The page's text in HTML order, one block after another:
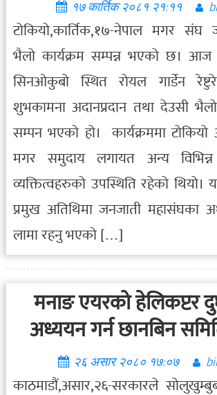
१७ कार्तिक २०८१ २१:११
टोकियो,कार्तिक,१७-नेपाल मगर संघ
भैलो कार्यक्रम सम्पन्न भएको छ। आज
सिनओकुबो स्थित रोयल गार्डेन
शुभकामना अदानप्रदान तथा देउसी
सम्पन भएको हो। कार्यक्रममा
मगर समुदाय लगायत अन्य
व्यक्तित्वहरुको उपस्थिति रहेको थियो।
प्रमुख अतिथिमा जनजाती महासंघका
लामा रहनु भएको […]
मनाङ एयरको हेलिकप्टर
अध्ययन गर्न छानबिन
२६ असार २०८० १७:०७
काठमाडौं,असार,२६-सरकारले